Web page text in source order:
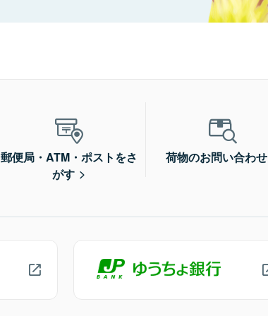
郵便局・ATM・ポストをさ
がす
荷物のお問い合わせ